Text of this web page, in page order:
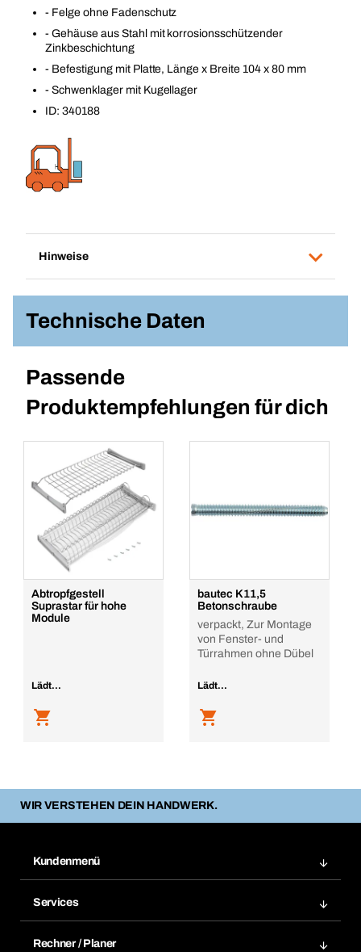
- Felge ohne Fadenschutz
- Gehäuse aus Stahl mit korrosionsschützender
Zinkbeschichtung
- Befestigung mit Platte, Länge x Breite 104 x 80 mm
- Schwenklager mit Kugellager
ID: 340188
Hinweise
Technische Daten
Passende
Produktempfehlungen für dich
Abtropfgestell
Suprastar für hohe
Module
Lädt...
bautec K11,5
Betonschraube
verpackt, Zur Montage
von Fenster- und
Türrahmen ohne Dübel
Lädt...
WIR VERSTEHEN DEIN HANDWERK.
Kundenmenü
Rechnungen
Services
Rechner / Planer